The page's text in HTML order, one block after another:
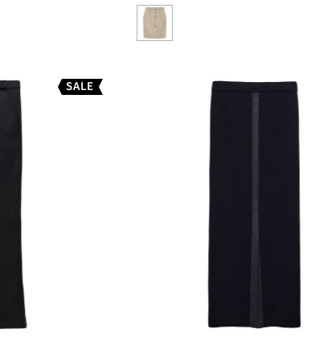
SALE